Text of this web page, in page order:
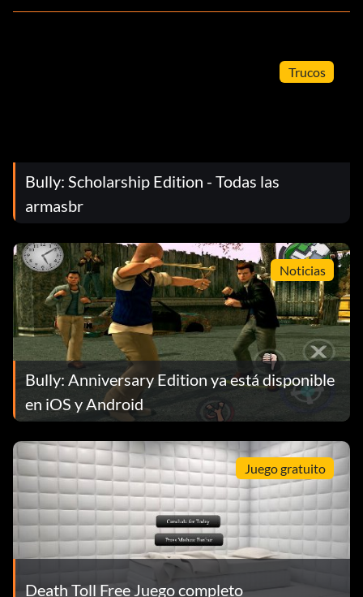
Trucos
Bully: Scholarship Edition - Todas las
armasbr
Noticias
Bully: Anniversary Edition ya está disponible
en iOS y Android
Juego gratuito
Death Toll Free Juego completo